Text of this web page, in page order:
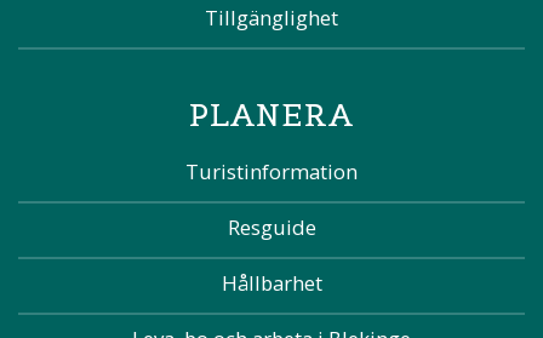
Tillgänglighet
PLANERA
Turistinformation
Resguide
Hållbarhet